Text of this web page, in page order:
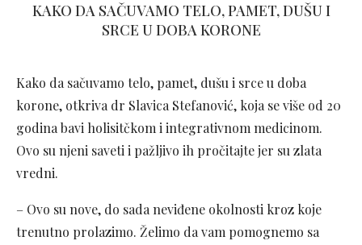
KAKO DA SAČUVAMO TELO, PAMET, DUŠU I
SRCE U DOBA KORONE
Kako da sačuvamo telo, pamet, dušu i srce u doba
korone, otkriva dr Slavica Stefanović, koja se više od 20
godina bavi holisitčkom i integrativnom medicinom.
Ovo su njeni saveti i pažljivo ih pročitajte jer su zlata
vredni.
– Ovo su nove, do sada neviđene okolnosti kroz koje
trenutno prolazimo. Želimo da vam pomognemo sa